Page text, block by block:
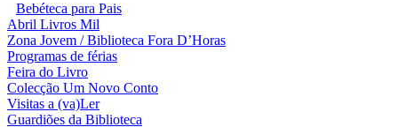
Bebéteca para Pais
Abril Livros Mil
Zona Jovem / Biblioteca Fora D’Horas
Programas de férias
Feira do Livro
Colecção Um Novo Conto
Visitas a (va)Ler
Guardiões da Biblioteca